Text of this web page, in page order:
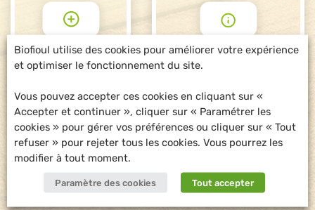
POUR ALLER
PLUS LOIN
DEMANDE
D'INFORMATIONS
Biofioul utilise des cookies pour améliorer votre expérience
et optimiser le fonctionnement du site.
Vous pouvez accepter ces cookies en cliquant sur «
Accepter et continuer », cliquer sur « Paramétrer les
cookies » pour gérer vos préférences ou cliquer sur « Tout
refuser » pour rejeter tous les cookies. Vous pourrez les
modifier à tout moment.
Paramètre des cookies Tout accepter